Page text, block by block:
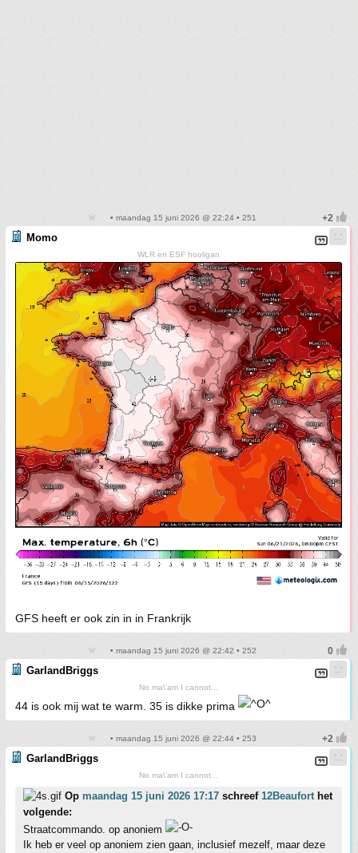
• maandag 15 juni 2026 @ 22:24 • 251
Momo
WLR en ESF hooligan
GFS heeft er ook zin in in Frankrijk
• maandag 15 juni 2026 @ 22:42 • 252
GarlandBriggs
No ma\'am I cannot...
44 is ook mij wat te warm. 35 is dikke prima
• maandag 15 juni 2026 @ 22:44 • 253
GarlandBriggs
No ma\'am I cannot...
Op maandag 15 juni 2026 17:17 schreef 12Beauforthet
volgende:
Straatcommando. op anoniem
Ik heb er veel op anoniem zien gaan, inclusief mezelf, maar deze